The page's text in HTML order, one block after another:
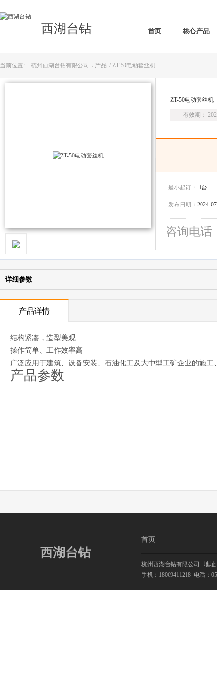
西湖台钻 首页 核心产品
当前位置: 杭州西湖台钻有限公司 / 产品 / ZT-50电动套丝机
ZT-50电动套丝机
有效期：
最小起订： 1台
发布日期： 2024-
咨询电话
详细参数
产品详情
结构紧凑，造型美观
操作简单、工作效率高
广泛应用于建筑、设备安装、石油化工及大中型工矿企业的施工
产品参数
西湖台钻
首页
杭州西湖台钻有限公司
地址
手机：18069411218 电话：